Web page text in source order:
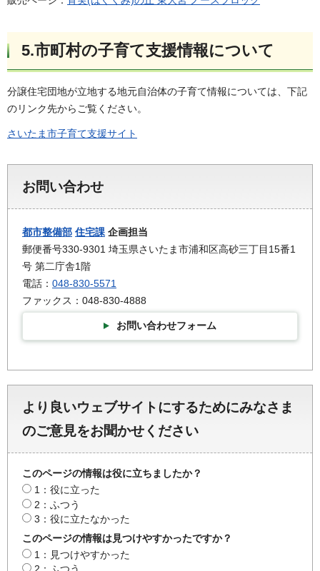
5.市町村の子育て支援情報について
分譲住宅団地が立地する地元自治体の子育て情報については、下記
のリンク先からご覧ください。
さいたま市子育て支援サイト
お問い合わせ
都市整備部 住宅課 企画担当
郵便番号330-9301 埼玉県さいたま市浦和区高砂三丁目15番1
号 第二庁舎1階
電話： 048-830-5571
ファックス：048-830-4888
お問い合わせフォーム
より良いウェブサイトにするためにみなさま
のご意見をお聞かせください
このページの情報は役に立ちましたか？
1：役に立った
2：ふつう
3：役に立たなかった
このページの情報は見つけやすかったですか？
1：見つけやすかった